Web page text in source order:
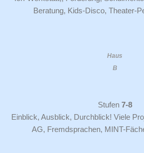
Beratung, Kids-Disco, Theater-
Haus
B
Stufen 7-8
Einblick, Ausblick, Durchblick! Viele
AG, Fremdsprachen, MINT-